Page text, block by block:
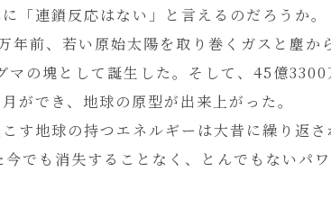
「連鎖反応はない」と言えるのだろうか。
年前、若い原始太陽を取り巻くガスと塵
の塊として誕生した。そして、45億
ができ、地球の原型が出来上がった。
す地球の持つエネルギーは大昔に繰り返
でも消失することなく、とんでもないパ